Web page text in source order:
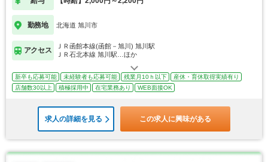
勤務地 北海道 旭川市
アクセス
ＪＲ函館本線(函館－旭川) 旭川駅
ＪＲ石北本線 旭川駅…ほか
新卒も応募可能 未経験者も応募可能 残業月10ｈ以下
産休・育休取得実績有り
店舗数30以上
積極採用中 在宅業務あり WEB面接OK
求人の詳細を見る この求人に興味がある